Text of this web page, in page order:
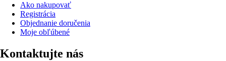
Ako nakupovať
Registrácia
Objednanie doručenia
Moje obľúbené
Kontaktujte nás